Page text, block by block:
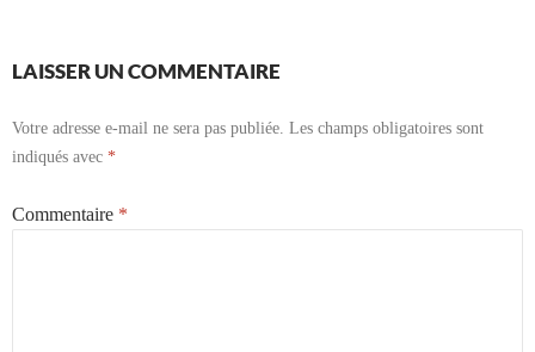
LAISSER UN COMMENTAIRE
Votre adresse e-mail ne sera pas publiée. Les champs obligatoires sont
indiqués avec *
Commentaire *